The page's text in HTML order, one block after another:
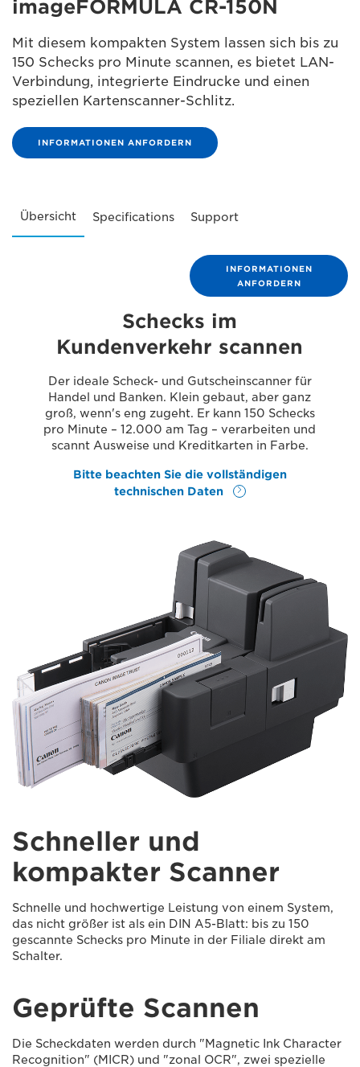
imageFORMULA CR-150N
Mit diesem kompakten System lassen sich bis zu
150 Schecks pro Minute scannen, es bietet LAN-
Verbindung, integrierte Eindrucke und einen
speziellen Kartenscanner-Schlitz.
INFORMATIONEN ANFORDERN
Übersicht Specifications Support
INFORMATIONEN
ANFORDERN
Schecks im
Kundenverkehr scannen
Der ideale Scheck- und Gutscheinscanner für
Handel und Banken. Klein gebaut, aber ganz
groß, wenn's eng zugeht. Er kann 150 Schecks
pro Minute – 12.000 am Tag – verarbeiten und
scannt Ausweise und Kreditkarten in Farbe.
Bitte beachten Sie die vollständigen
technischen Daten
Schneller und
kompakter Scanner
Schnelle und hochwertige Leistung von einem System,
das nicht größer ist als ein DIN A5-Blatt: bis zu 150
gescannte Schecks pro Minute in der Filiale direkt am
Schalter.
Geprüfte Scannen
Die Scheckdaten werden durch "Magnetic Ink Character
Recognition" (MICR) und "zonal OCR", zwei spezielle